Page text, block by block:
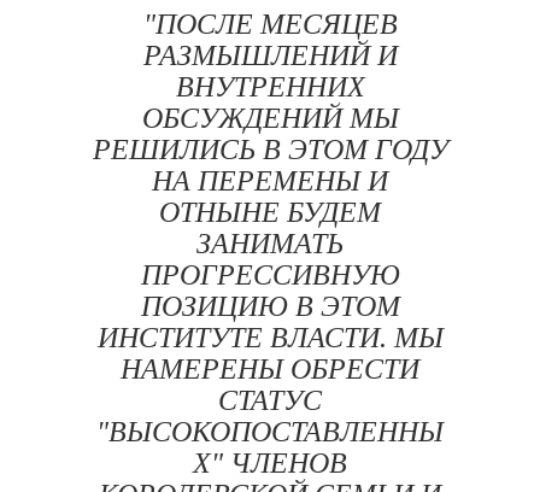
"ПОСЛЕ МЕСЯЦЕВ
РАЗМЫШЛЕНИЙ И
ВНУТРЕННИХ
ОБСУЖДЕНИЙ МЫ
РЕШИЛИСЬ В ЭТОМ ГОДУ
НА ПЕРЕМЕНЫ И
ОТНЫНЕ БУДЕМ
ЗАНИМАТЬ
ПРОГРЕССИВНУЮ
ПОЗИЦИЮ В ЭТОМ
ИНСТИТУТЕ ВЛАСТИ. МЫ
НАМЕРЕНЫ ОБРЕСТИ
СТАТУС
"ВЫСОКОПОСТАВЛЕННЫ
Х" ЧЛЕНОВ